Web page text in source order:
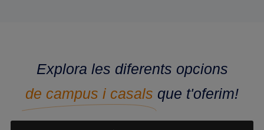
Explora les diferents opcions
de campus i casals que t'oferim!